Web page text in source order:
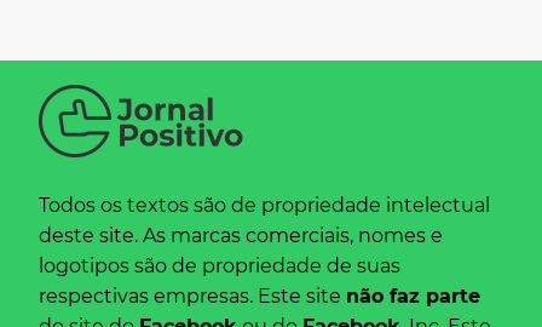
Todos os textos são de propriedade intelectual
deste site. As marcas comerciais, nomes e
logotipos são de propriedade de suas
respectivas empresas. Este site não faz parte